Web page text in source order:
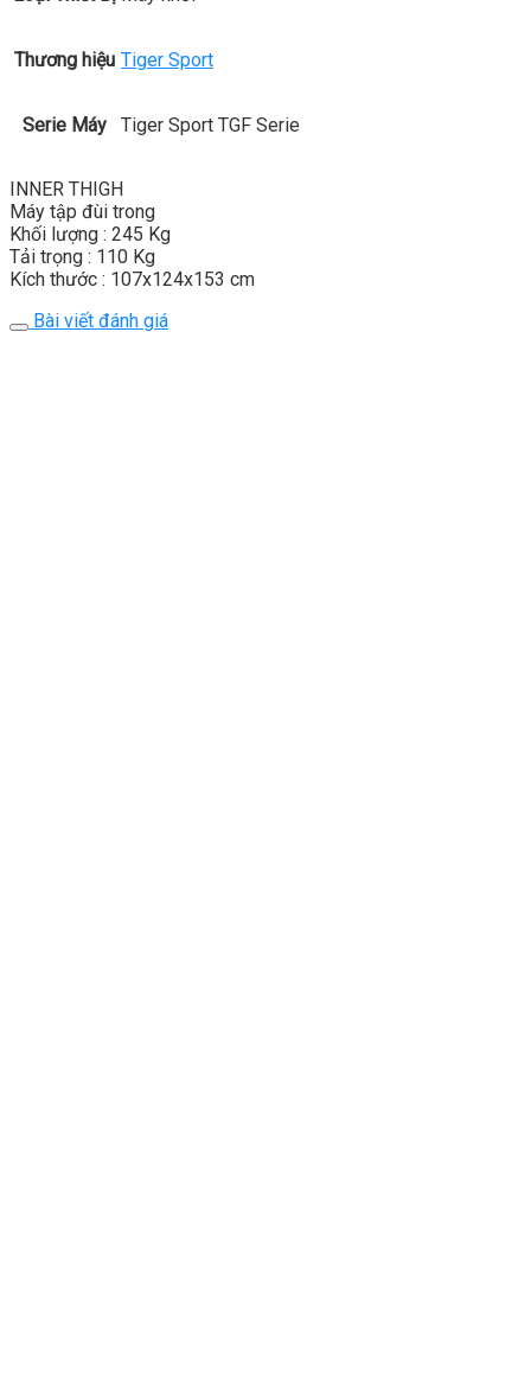
Thương hiệu Tiger Sport
Serie Máy Tiger Sport TGF Serie
INNER THIGH
Máy tập đùi trong
Khối lượng : 245 Kg
Tải trọng : 110 Kg
Kích thước : 107x124x153 cm
Bài viết đánh giá